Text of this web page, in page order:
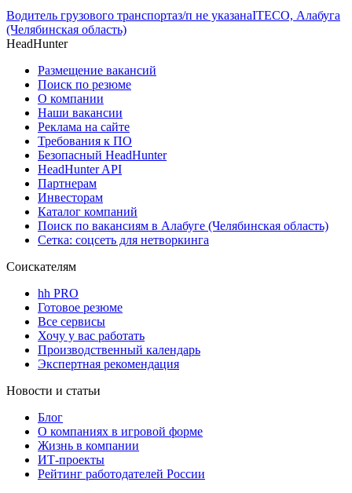
Водитель грузового транспортаз/п не указанаITECO, Алабуга
(Челябинская область)
HeadHunter
Размещение вакансий
Поиск по резюме
О компании
Наши вакансии
Реклама на сайте
Требования к ПО
Безопасный HeadHunter
HeadHunter API
Партнерам
Инвесторам
Каталог компаний
Поиск по вакансиям в Алабуге (Челябинская область)
Сетка: соцсеть для нетворкинга
Соискателям
hh PRO
Готовое резюме
Все сервисы
Хочу у вас работать
Производственный календарь
Экспертная рекомендация
Новости и статьи
Блог
О компаниях в игровой форме
Жизнь в компании
ИТ-проекты
Рейтинг работодателей России